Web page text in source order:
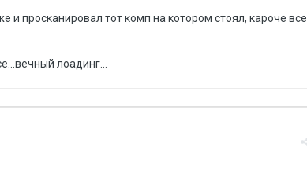
и просканировал тот комп на котором стоял, кароче все
лоадинг...